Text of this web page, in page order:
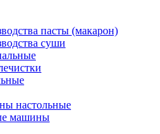
пасты (макарон)
суши
настольные
машины